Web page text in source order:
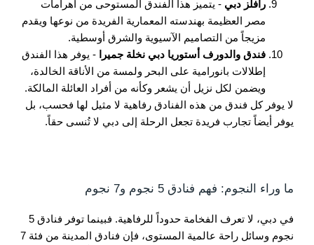
رافلز دبي - يتميز هذا الفندق المستوحى من أهرامات
مصر العظيمة بهندسته المعمارية الفريدة من نوعها ويقدم
مزيجاً من التصاميم الآسيوية والشرق أوسطية.
فندق والدورف أستوريا دبي نخلة جميرا
- يوفر هذا الفندق
إطلالات بانورامية على البحر ولمسة من الأناقة الخالدة،
ويضمن لكل نزيل أن يشعر وكأنه من أفراد العائلة المالكة.
لا يوفر كل فندق من هذه الفنادق رفاهية لا مثيل لها فحسب، بل
يوفر أيضاً تجارب فريدة تجعل الرحلة إلى دبي لا تُنسى حقاً.
ما وراء النجوم: فهم فنادق 5 نجوم و7 نجوم
في دبي، لا تعرف الفخامة حدوداً للرفاهية. فبينما توفر فنادق 5
نجوم وسائل راحة عالمية المستوى، فإن فنادق المدينة من فئة 7